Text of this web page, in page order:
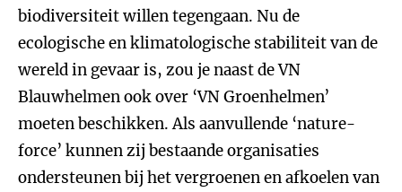
biodiversiteit willen tegengaan. Nu de
ecologische en klimatologische stabiliteit van de
wereld in gevaar is, zou je naast de VN
Blauwhelmen ook over ‘VN Groenhelmen’
moeten beschikken. Als aanvullende ‘nature-
force’ kunnen zij bestaande organisaties
ondersteunen bij het vergroenen en afkoelen van